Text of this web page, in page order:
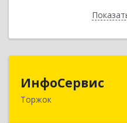
ИнфоСервис
Торжок
172002, Тверская